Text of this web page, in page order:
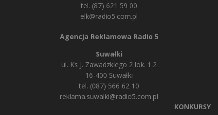
tel. (87) 621 59 00
elk@radio5.com.pl
Agencja Reklamowa Radio 5
Suwałki
ul. Ks J. Zawadzkiego 2 lok. 1.2
16-400 Suwałki
tel. (087) 566 62 10
reklama.suwalki@radio5.com.pl
KONKURSY